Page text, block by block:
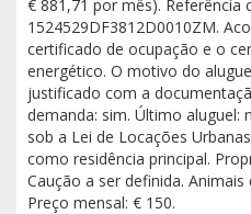
€ 881,71 por mês). Referência
1524529DF3812D0010ZM.
certificado de ocupação e o
energético. O motivo do
justificado com a
demanda: sim. Último aluguel:
sob a Lei de Locações
como residência principal.
Caução a ser definida.
Preço mensal: € 150.